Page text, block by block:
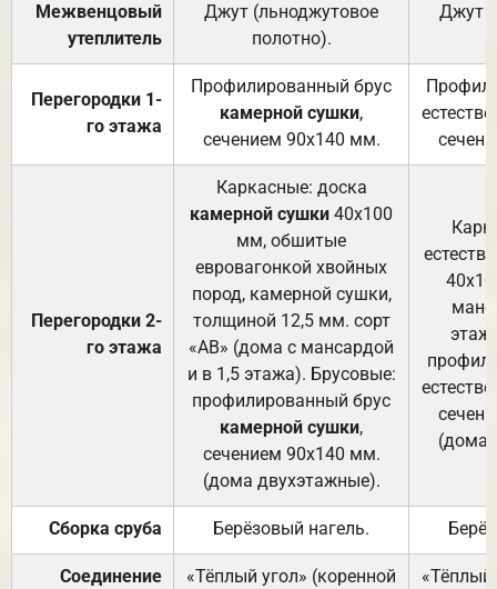
Межвенцовый
утеплитель
Джут (льноджутовое
полотно).
Джут
Перегородки 1-
го этажа
Профилированный брус
камерной сушки,
сечением 90х140 мм.
Перегородки 2-
го этажа
Каркасные: доска
камерной сушки 40х100
мм, обшитые
евровагонкой хвойных
пород, камерной сушки,
толщиной 12,5 мм. сорт
«АВ» (дома с мансардой
и в 1,5 этажа). Брусовые:
профилированный брус
камерной сушки,
сечением 90х140 мм.
(дома двухэтажные).
(дома
Сборка сруба Берёзовый нагель.
Соединение
«Тёплый угол» (коренной
«Тёплый